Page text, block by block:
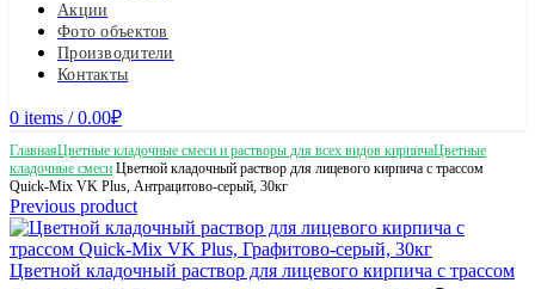
Акции
Фото объектов
Производители
Контакты
0 items / 0.00₽
ГлавнаяЦветные кладочные смеси и растворы для всех видов кирпичаЦветные
кладочные смеси Цветной кладочный раствор для лицевого кирпича с трассом
Quick-Mix VK Plus, Антрацитово-серый, 30кг
Previous product
Цветной кладочный раствор для лицевого кирпича с трассом